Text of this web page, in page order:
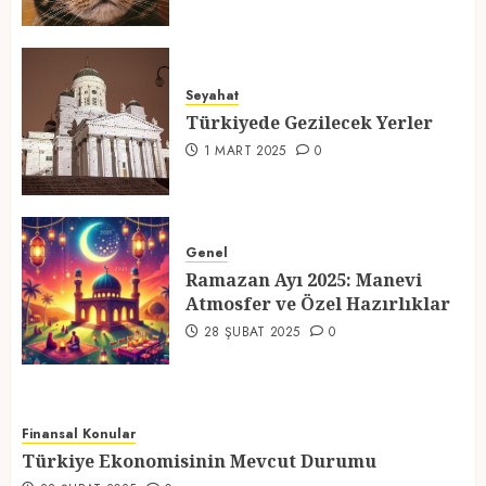
4
1 MART 2025
5
Atmosfer ve Özel Hazırlıklar
28 ŞUBAT 2025 0
Seyahat
Türkiyede Gezilecek Yerler
1 MART 2025 0
Genel
Ramazan Ayı 2025: Manevi
Atmosfer ve Özel Hazırlıklar
28 ŞUBAT 2025 0
Finansal Konular
Türkiye Ekonomisinin Mevcut Durumu